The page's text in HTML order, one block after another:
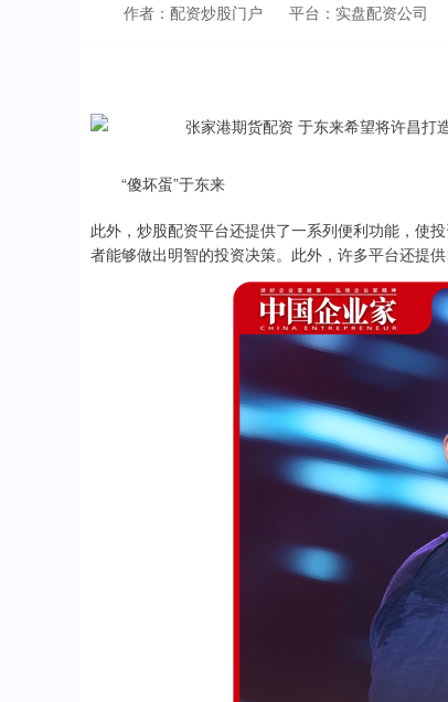
作者：配资炒股门户 平台：实盘配资公司
“傻坏蛋”于东来
此外，炒股配资平台还提供了一系列便利功能，使
者能够做出明智的投资决策。此外，许多平台还提